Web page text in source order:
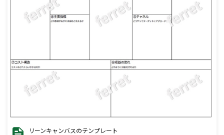
リーンキャンバスのテンプレート